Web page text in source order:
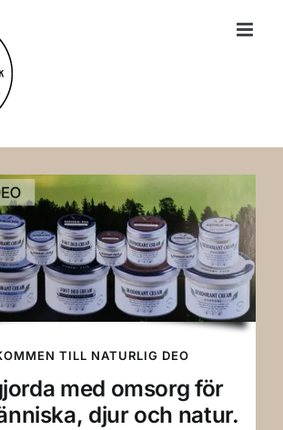
TILL NATURLIG DEO
med omsorg för
djur och natur.